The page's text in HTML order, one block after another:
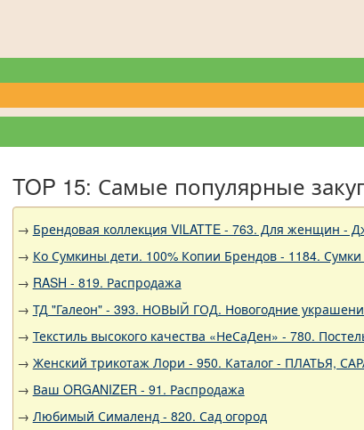
TOP 15: Самые популярные
→ Брендовая коллекция VILATTE - 763. Для женщин -
→ Ко Сумкины дети. 100% Копии Брендов - 1184.
→ RASH - 819. Распродажа
→ ТД "Галеон" - 393. НОВЫЙ ГОД. Новогодние
→ Текстиль высокого качества «НеСаДен» - 780.
→ Женский трикотаж Лори - 950. Каталог - ПЛАТЬЯ,
→ Ваш ORGANIZER - 91. Распродажа
→ Любимый Сималенд - 820. Сад огород